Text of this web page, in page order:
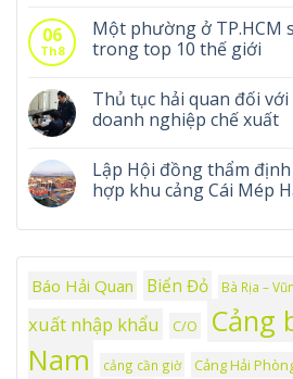
06
Th8
Một phường ở TP.HCM
trong top 10 thế giới
Thủ tục hải quan đối
doanh nghiệp chế xuất
Lập Hội đồng thẩm
hợp khu cảng Cái Mép
Báo Hải Quan Biển Đỏ Bà Rịa –
xuất nhập khẩu
C/O
Cảng
Nam
cảng cần giờ Cảng Hải